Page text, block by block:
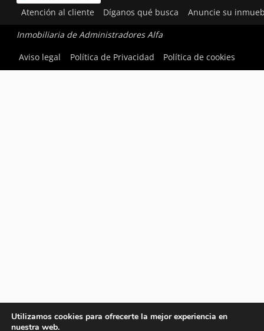
Atención al cliente Díganos qué busca Anuncie su
Inmobiliaria de Administradores Alfa
Aviso legal
Política de Privacidad Política de cookies
Utilizamos cookies para ofrecerte la mejor experiencia en
nuestra web.